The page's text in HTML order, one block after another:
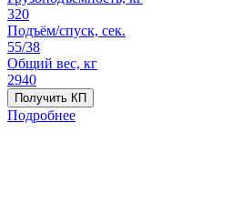
320
Подъём/спуск, сек.
55/38
Общий вес, кг
2940
Получить КП
Подробнее